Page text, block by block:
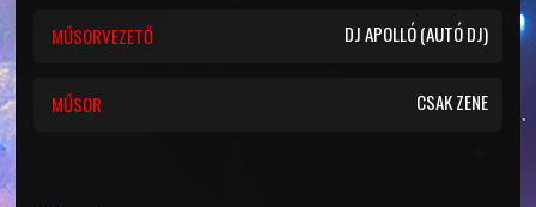
MŰSORVEZETŐ DJ APOLLÓ (AUTÓ DJ)
MŰSOR CSAK ZENE